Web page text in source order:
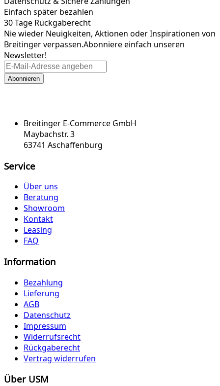
Einfach später bezahlen
30 Tage Rückgaberecht
Nie wieder Neuigkeiten, Aktionen oder Inspirationen von
Breitinger verpassen.Abonniere einfach unseren
Newsletter!
Abonnieren
Breitinger E-Commerce GmbH
Maybachstr. 3
63741 Aschaffenburg
Service
Über uns
Beratung
Showroom
Kontakt
Leasing
FAQ
Information
Bezahlung
Lieferung
AGB
Datenschutz
Impressum
Widerrufsrecht
Rückgaberecht
Vertrag widerrufen
Über USM